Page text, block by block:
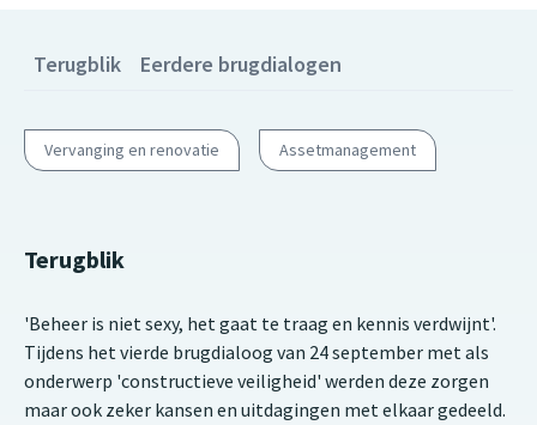
Terugblik Eerdere brugdialogen
Vervanging en renovatie Assetmanagement
Terugblik
'Beheer is niet sexy, het gaat te traag en kennis verdwijnt'.
Tijdens het vierde brugdialoog van 24 september met als
onderwerp 'constructieve veiligheid' werden deze zorgen
maar ook zeker kansen en uitdagingen met elkaar gedeeld.